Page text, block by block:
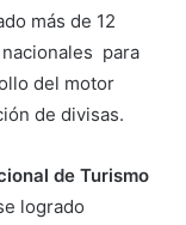
más de 12
para
del motor
de divisas.
de Turismo
logrado